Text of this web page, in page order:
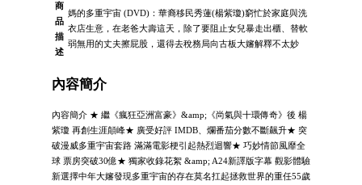
商
品
描
述
媽的多重宇宙 (DVD)：華裔移民秀蓮(楊紫瓊)窮忙於家庭與洗
衣店生意，在老爸大壽這天，除了要阻止女兒暴走出櫃、替軟
弱無用的丈夫擦屁股，還得去稅務局向古板大嬸解釋不太妙
內容簡介
內容簡介 ★ 繼《瘋狂亞洲富豪》&amp;《尚氣與十環傳奇》後 楊
紫瓊 再創生涯顛峰★ 廣受好評 IMDB、爛番茄分數不斷飆升★ 突
破漫威多重宇宙套路 滿滿電影梗引起熱烈迴響★ 巧妙情節風靡全
球 票房突破30億★ 獨家收錄花絮 &amp; A24新譯版字幕 觀影體驗
新選擇中年大嬸發現多重宇宙的存在莫名扛起拯救世界的重任55歲